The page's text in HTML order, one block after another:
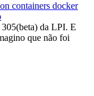
containers docker
da LPI. E
que não foi